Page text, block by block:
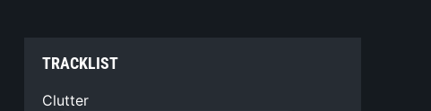
TRACKLIST
Clutter